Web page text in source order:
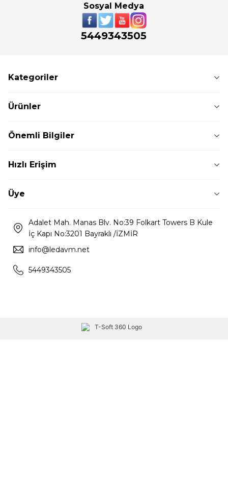
Sosyal Medya
5449343505
Kategoriler
Ürünler
Önemli Bilgiler
Hızlı Erişim
Üye
Adalet Mah. Manas Blv. No:39 Folkart Towers B Kule
İç Kapı No:3201 Bayraklı /İZMİR
info@ledavm.net
5449343505